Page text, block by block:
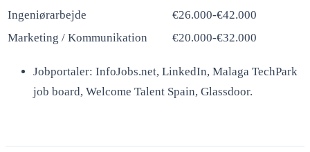
Ingeniørarbejde
€26.000-€42.000
Marketing / Kommunikation
€20.000-€32.000
Jobportaler: InfoJobs.net, LinkedIn, Malaga TechPark
job board, Welcome Talent Spain, Glassdoor.